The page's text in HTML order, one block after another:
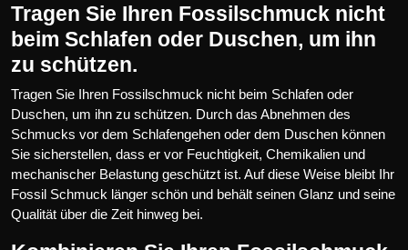
Tragen Sie Ihren Fossilschmuck nicht
beim Schlafen oder Duschen, um ihn
zu schützen.
Tragen Sie Ihren Fossilschmuck nicht beim Schlafen oder
Duschen, um ihn zu schützen. Durch das Abnehmen des
Schmucks vor dem Schlafengehen oder dem Duschen können
Sie sicherstellen, dass er vor Feuchtigkeit, Chemikalien und
mechanischer Belastung geschützt ist. Auf diese Weise bleibt Ihr
Fossil Schmuck länger schön und behält seinen Glanz und seine
Qualität über die Zeit hinweg bei.